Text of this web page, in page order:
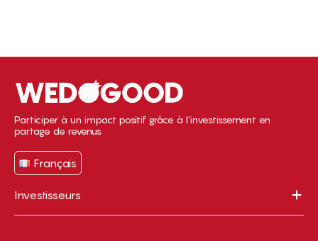
Participer à un impact positif grâce à l’investissement en
partage de revenus
Français
Investisseurs